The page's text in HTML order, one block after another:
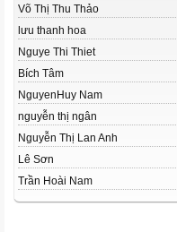
Võ Thị Thu Thảo
lưu thanh hoa
Nguye Thi Thiet
Bích Tâm
NguyenHuy Nam
nguyễn thị ngân
Nguyễn Thị Lan Anh
Lê Sơn
Trần Hoài Nam